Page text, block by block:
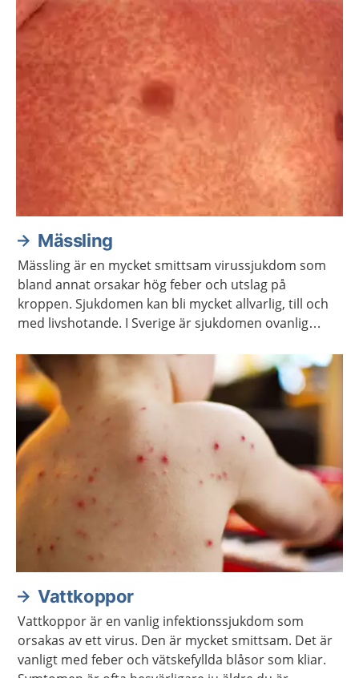
Mässling
Mässling är en mycket smittsam virussjukdom som
bland annat orsakar hög feber och utslag på
kroppen. Sjukdomen kan bli mycket allvarlig, till och
med livshotande. I Sverige är sjukdomen ovanlig
vaccinationsprogrammet för barn.
Vattkoppor
Vattkoppor är en vanlig infektionssjukdom som
orsakas av ett virus. Den är mycket smittsam. Det är
vanligt med feber och vätskefyllda blåsor som kliar.